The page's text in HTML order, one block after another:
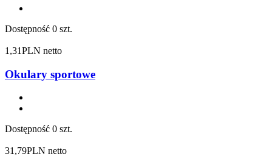
Dostępność 0 szt.
1,31PLN netto
Okulary sportowe
Dostępność 0 szt.
31,79PLN netto